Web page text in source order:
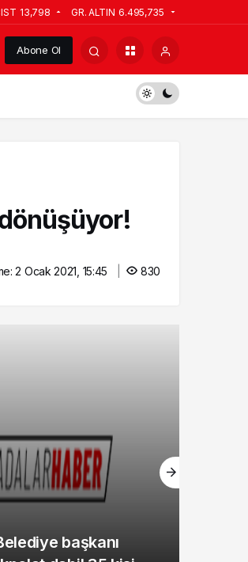
13,798 GR. ALTIN 6.495,735
Abone Ol
2 Ocak 2021, 15:45 830
başkanı